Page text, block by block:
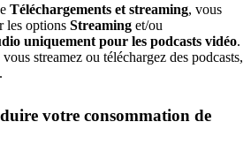
Téléchargements et streaming, vous
les options Streaming et/ou
uniquement pour les podcasts vidéo.
streamez ou téléchargez des podcasts,
votre consommation de